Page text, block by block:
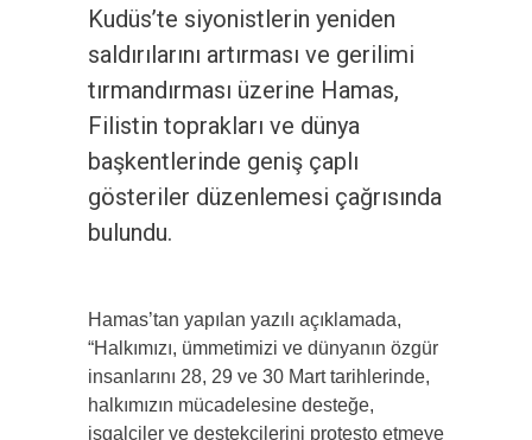
Kudüs’te siyonistlerin yeniden
saldırılarını artırması ve gerilimi
tırmandırması üzerine Hamas,
Filistin toprakları ve dünya
başkentlerinde geniş çaplı
gösteriler düzenlemesi çağrısında
bulundu.
Hamas’tan yapılan yazılı açıklamada,
“Halkımızı, ümmetimizi ve dünyanın özgür
insanlarını 28, 29 ve 30 Mart tarihlerinde,
halkımızın mücadelesine desteğe,
işgalciler ve destekçilerini protesto etmeye